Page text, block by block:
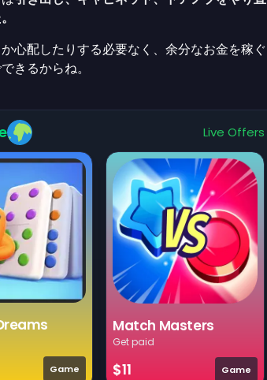
心配したりする必要なく、余分なお金を稼ぐ
きるからね。
Live Offers
Game
Match Masters
Get paid
$11 Game